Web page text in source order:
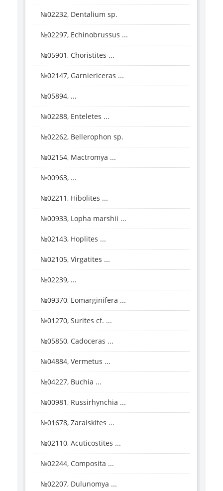
№02232, Dentalium sp.
№02297, Echinobrussus ...
№05901, Choristites ...
№02147, Garniericeras ...
№05894, ...
№02288, Enteletes ...
№02262, Bellerophon sp.
№02154, Mactromya ...
№00963, ...
№02211, Hibolites ...
№00933, Lopha marshii ...
№02143, Hoplites ...
№02105, Virgatites ...
№02239, ...
№09370, Eomarginifera ...
№01270, Surites cf. ...
№05850, Cadoceras ...
№04884, Vermetus ...
№04227, Buchia ...
№00981, Russirhynchia ...
№01678, Zaraiskites ...
№02110, Acuticostites ...
№02244, Composita ...
№02207, Dulunomya ...